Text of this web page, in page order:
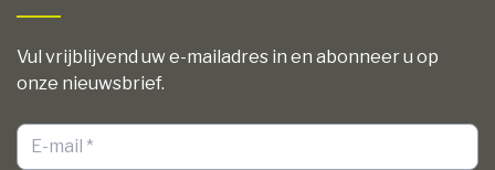
Vul vrijblijvend uw e-mailadres in en abonneer u op
onze nieuwsbrief.